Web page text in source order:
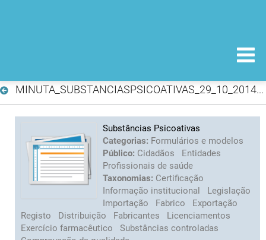
MINUTA_SUBSTANCIASPSICOATIVAS_29_10_2014.doc
Substâncias Psicoativas
Categorias: Formulários e modelos
Público: Cidadãos
Entidades
Profissionais de saúde
Taxonomias: Certificação
Informação institucional
Legislação
Importação
Fabrico
Exportação
Registo
Distribuição Fabricantes
Licenciamentos
Exercício farmacêutico
Substâncias controladas